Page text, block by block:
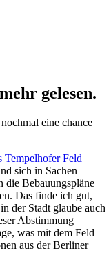
gelesen.
eine chance
Tempelhofer Feld
sich in Sachen
die Bebauungspläne
Das finde ich gut,
der Stadt glaube auch
Abstimmung
was mit dem Feld
aus der Berliner